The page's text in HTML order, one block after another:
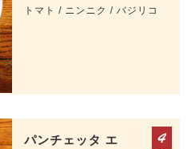
トマト / ニンニク / バジリコ
パンチェッタ エ